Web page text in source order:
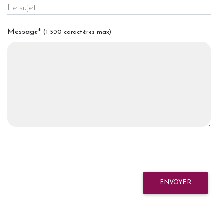
Le sujet
Message* (1 500 caractères max)
ENVOYER